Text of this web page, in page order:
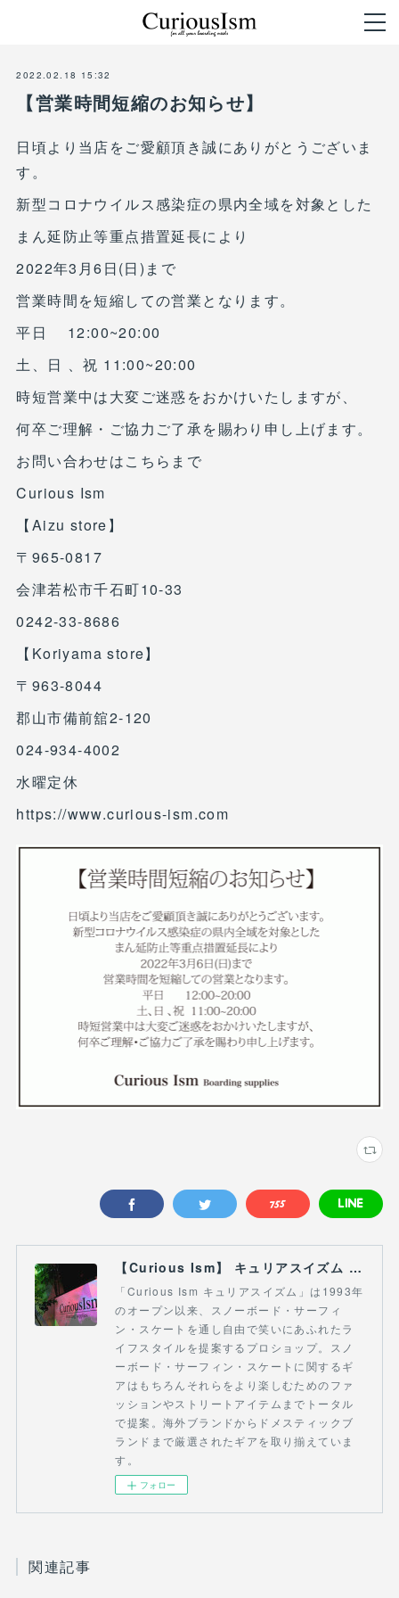
2022.02.18 15:32
【営業時間短縮のお知らせ】
日頃より当店をご愛顧頂き誠にありがとうございま
す。
新型コロナウイルス感染症の県内全域を対象とした
まん延防止等重点措置延長により
2022年3月6日(日)まで
営業時間を短縮しての営業となります。
平日 12:00~20:00
土、日 、祝 11:00~20:00
時短営業中は大変ご迷惑をおかけいたしますが、
何卒ご理解・ご協力ご了承を賜わり申し上げます。
お問い合わせはこちらまで
Curious Ism
【Aizu store】
〒965-0817
会津若松市千石町10-33
0242-33-8686
【Koriyama store】
〒963-8044
郡山市備前舘2-120
024-934-4002
水曜定休
https://www.curious-ism.com
【Curious Ism】 キュリアスイズム l スノーボードショップ サーフショップ 福島県 会津若松市 郡山市 通販
「Curious Ism キュリアスイズム」は1993年
のオープン以来、スノーボード・サーフィ
ン・スケートを通し自由で笑いにあふれたラ
イフスタイルを提案するプロショップ。スノ
ーボード・サーフィン・スケートに関するギ
アはもちろんそれらをより楽しむためのファ
ッションやストリートアイテムまでトータル
で提案。海外ブランドからドメスティックブ
ランドまで厳選されたギアを取り揃えていま
す。
フォロー
関連記事